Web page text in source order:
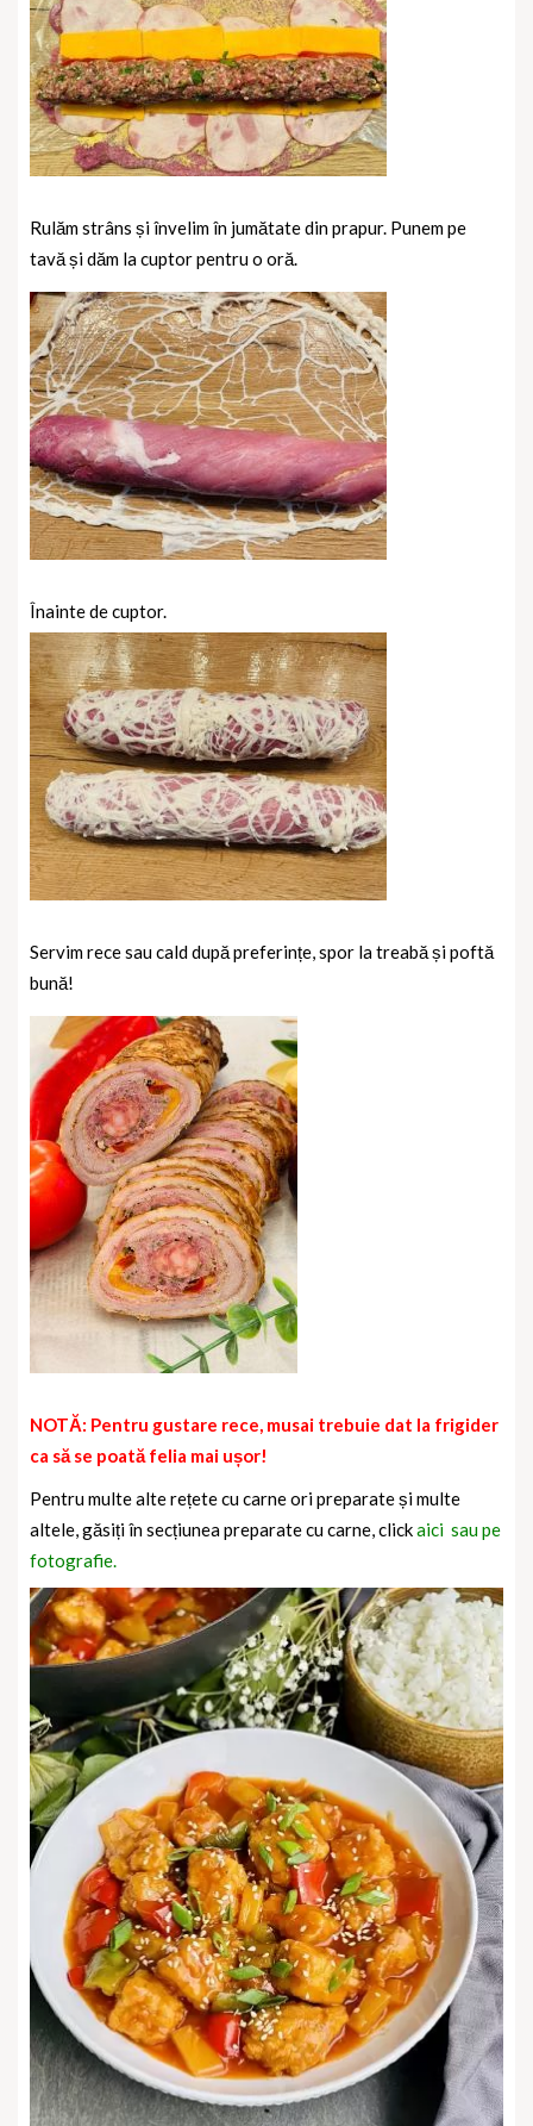
Rulăm strâns și învelim în jumătate din prapur. Punem pe
tavă și dăm la cuptor pentru o oră.
Înainte de cuptor.
Servim rece sau cald după preferințe, spor la treabă și poftă
bună!
NOTĂ: Pentru gustare rece, musai trebuie dat la frigider
ca să se poată felia mai ușor!
Pentru multe alte rețete cu carne ori preparate și multe
altele, găsiți în secțiunea preparate cu carne, clickaici sau pe
fotografie.